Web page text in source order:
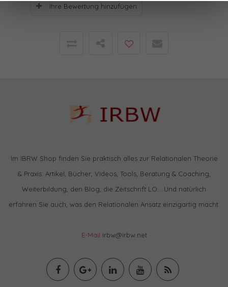
Ihre Bewertung hinzufügen
Im IBRW Shop finden Sie praktisch alles zur Relationalen Theorie
& Praxis: Artikel, Bücher, Videos, Tools, Beratung & Coaching,
Weiterbildung, den Blog, die Zeitschrift LO… Und natürlich
erfahren Sie auch, was den Relationalen Ansatz einzigartig macht.
E-Mail irbw@irbw.net